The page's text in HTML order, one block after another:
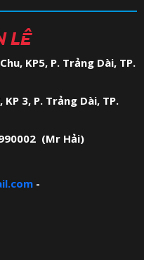
LÊ
KP5, P. Trảng Dài, TP.
3, P. Trảng Dài, TP.
(Mr Hải)
-